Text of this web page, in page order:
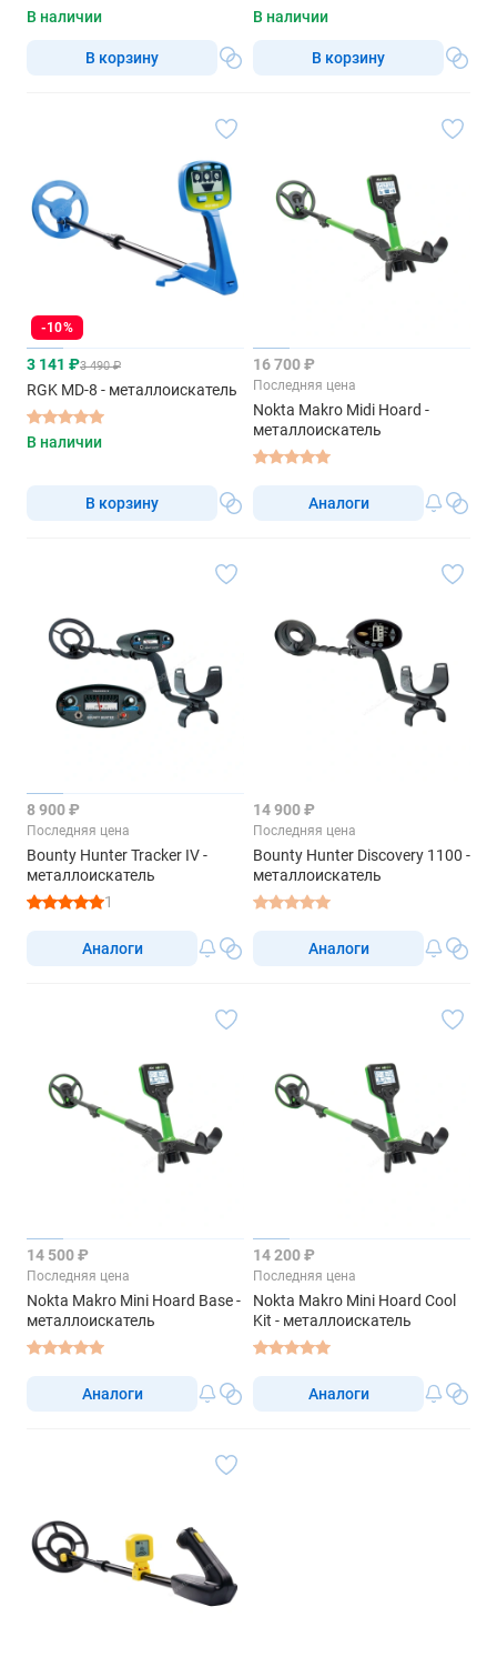
В наличии
В корзину
В наличии
В корзину
-10%
3 141 ₽3 490 ₽
RGK MD-8 - металлоискатель
В наличии
В корзину
16 700 ₽
Последняя цена
Nokta Makro Midi Hoard -
металлоискатель
Аналоги
8 900 ₽
Последняя цена
Bounty Hunter Tracker IV -
металлоискатель
1
Аналоги
14 900 ₽
Последняя цена
Bounty Hunter Discovery 1100 -
металлоискатель
Аналоги
14 500 ₽
Последняя цена
Nokta Makro Mini Hoard Base -
металлоискатель
Аналоги
14 200 ₽
Последняя цена
Nokta Makro Mini Hoard Cool
Kit - металлоискатель
Аналоги